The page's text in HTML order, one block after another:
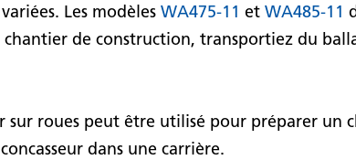
Les modèles WA475-11 et WA485-11
chantier de construction, transportiez du
sur roues peut être utilisé pour préparer
dans une carrière.